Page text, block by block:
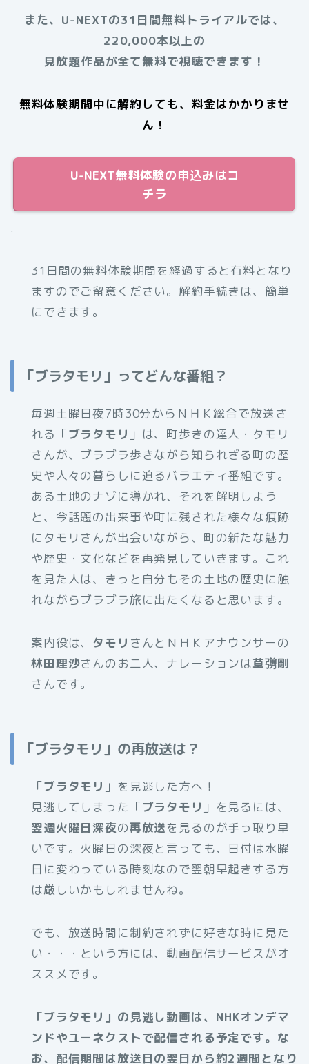
また、U-NEXTの31日間無料トライアルでは、
220,000本以上の
見放題作品が全て無料で視聴できます！
無料体験期間中に解約しても、料金はかかりませ
ん！
U-NEXT無料体験の申込みはコ
チラ
.
31日間の無料体験期間を経過すると有料となり
ますのでご留意ください。解約手続きは、簡単
にできます。
「ブラタモリ」ってどんな番組？
毎週土曜日夜7時30分からＮＨＫ総合で放送さ
れる「ブラタモリ 」は、町歩きの達人・タモリ
さんが、ブラブラ歩きながら知られざる町の歴
史や人々の暮らしに迫るバラエティ番組です。
ある土地のナゾに導かれ、それを解明しよう
と、今話題の出来事や町に残された様々な痕跡
にタモリさんが出会いながら、町の新たな魅力
や歴史・文化などを再発見していきます。これ
を見た人は、きっと自分もその土地の歴史に触
れながらブラブラ旅に出たくなると思います。
案内役は、 タモリ さんとＮＨＫアナウンサーの
林田理沙さんのお二人、ナレーションは草彅剛
さんです。
「ブラタモリ」の再放送は？
「ブラタモリ 」を見逃した方へ！
見逃してしまった「ブラタモリ 」を見るには、
翌週火曜日深夜の再放送を見るのが手っ取り早
いです。火曜日の深夜と言っても、日付は水曜
日に変わっている時刻なので翌朝早起きする方
は厳しいかもしれませんね。
でも、放送時間に制約されずに好きな時に見た
い・・・という方には、動画配信サービスがオ
ススメです。
「ブラタモリ」の見逃し動画は、NHKオンデマ
ンドやユーネクストで配信される予定です。な
お、配信期間は放送日の翌日から約2週間となり